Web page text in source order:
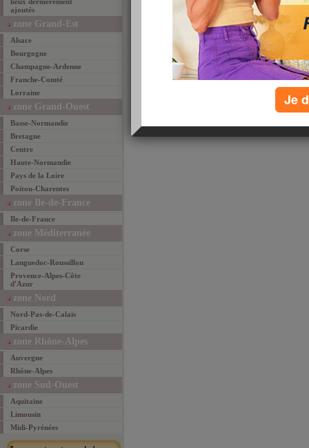
ajoutés
zone Grand-Est
Alsace
Bourgogne
Champagne-Ardenne
Franche-Comté
Lorraine
zone Grand-Ouest
Basse-Normandie
Bretagne
Centre
Haute-Normandie
Pays de la Loire
Poitou-Charentes
zone Ile-de-France
Ile-de-France
zone Méditerranée
Corse
Languedoc-Roussillon
Provence-Alpes-Côte
d'Azur
zone Nord
Nord-Pas-de-Calais
Picardie
zone Rhône-Alpes
Auvergne
Rhône-Alpes
zone Sud-Ouest
Aquitaine
Limousin
Midi-Pyrénées
favoris
Je